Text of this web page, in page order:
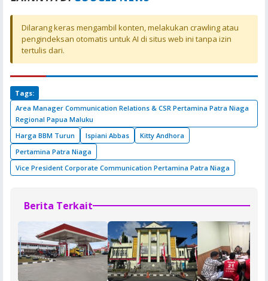
Dilarang keras mengambil konten, melakukan crawling atau
pengindeksan otomatis untuk AI di situs web ini tanpa izin
tertulis dari.
Tags:
Area Manager Communication Relations & CSR Pertamina Patra Niaga
Regional Papua Maluku
Harga BBM Turun
Ispiani Abbas
Kitty Andhora
Pertamina Patra Niaga
Vice President Corporate Communication Pertamina Patra Niaga
Berita Terkait